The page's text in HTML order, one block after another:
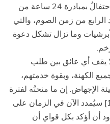
ويمكن أن يشكل مناسبة ملائمة الاحتفالُ بمبادرة 24 ساعة من
من زمن الصوم، والتي
وما تزال تشكل دعوة
لا يقف أي عائق بين طلب
الكهنة، وبقوة خدمتهم،
الإجهاض. إن ما منحتُه لفترة
محددة تقتصر على زمن اليوبيل[14] سيُمدد الآن في الزمان على
أن أؤكد بكل قواي أن